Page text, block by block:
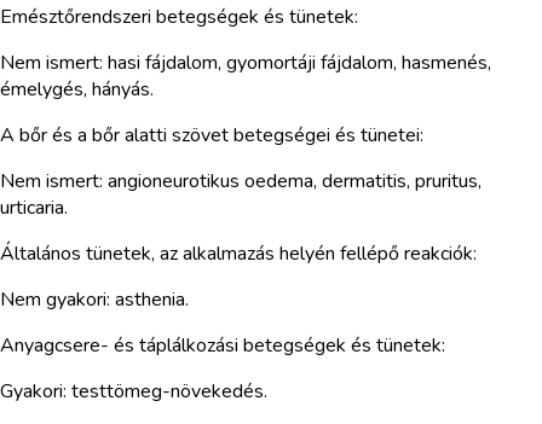
Emésztőrendszeri betegségek és tünetek:
Nem ismert: hasi fájdalom, gyomortáji fájdalom, hasmenés,
émelygés, hányás.
A bőr és a bőr alatti szövet betegségei és tünetei:
Nem ismert: angioneurotikus oedema, dermatitis, pruritus,
urticaria.
Általános tünetek, az alkalmazás helyén fellépő reakciók:
Nem gyakori: asthenia.
Anyagcsere- és táplálkozási betegségek és tünetek:
Gyakori: testtömeg-növekedés.